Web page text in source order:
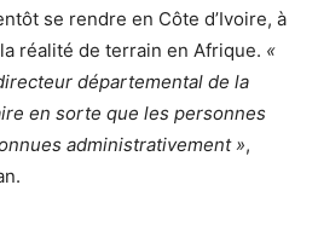
se rendre en Côte d’Ivoire, à
réalité de terrain en Afrique. «
départemental de la
en sorte que les personnes
administrativement »,